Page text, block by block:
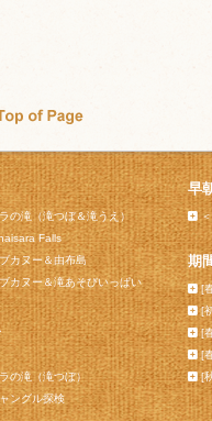
の滝（滝つぼ＆滝うえ）
Falls
カヌー＆由布島
カヌー＆滝あそびいっぱい
の滝（滝つぼ）
ングル探検
早
期
[
[
[
[
[